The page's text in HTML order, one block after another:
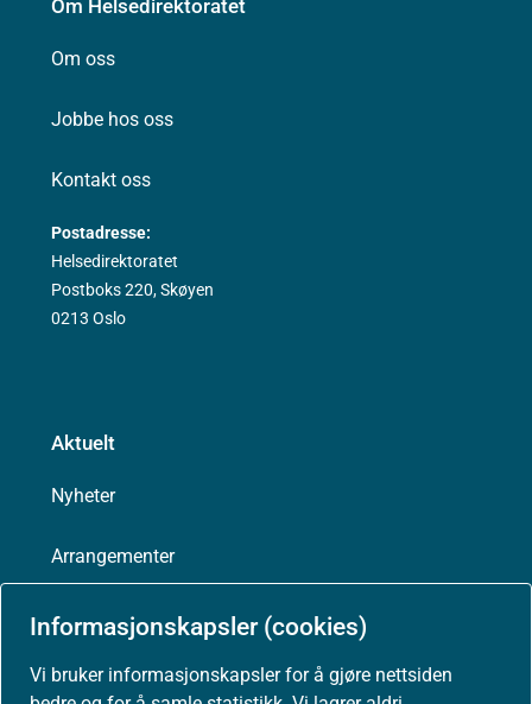
Informasjonskapsler (cookies)
Vi bruker informasjonskapsler for å gjøre nettsiden
Om Helsedirektoratet
Om oss
Jobbe hos oss
Kontakt oss
Postadresse:
Helsedirektoratet
Postboks 220, Skøyen
0213 Oslo
Aktuelt
Nyheter
Arrangementer
Høringer
Presse